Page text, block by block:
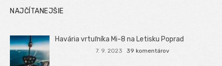
NAJČÍTANEJŠIE
Havária vrtuľníka Mi-8 na Letisku Poprad
7. 9. 2023 39 komentárov